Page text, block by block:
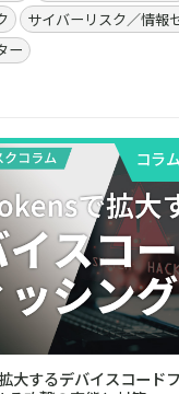
サイバーリスク／情報
ー
コラ
大するデバイスコード